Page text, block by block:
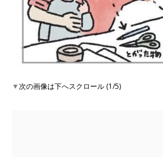
▼次の画像は下へスクロール (1/5)